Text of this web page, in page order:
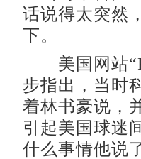
话说得太突然
下。
美国网站
步指出，当时
着林书豪说，
引起美国球迷
什么事情他说